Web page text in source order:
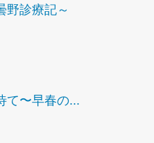
野診療記～
て〜早春の...